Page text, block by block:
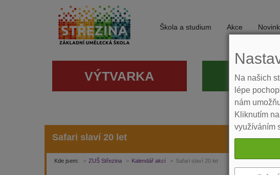
Škola a studium Akce
VÝTVARKA
Safari slaví 20 let
Kde jsem: ZUŠ Střezina Kalendář akcí Safari slaví 20 let
Na našich
lépe
nám
Kliknutím
využíváním